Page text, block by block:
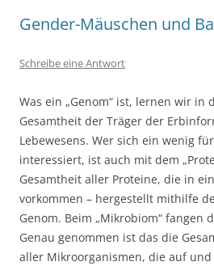
Gender-Mäuschen und
Schreibe eine Antwort
Was ein „Genom“ ist, lernen wir in
Gesamtheit der Träger der
Lebewesens. Wer sich ein wenig
interessiert, ist auch mit dem
Gesamtheit aller Proteine, die in
vorkommen – hergestellt mithilfe
Genom. Beim „Mikrobiom“ fangen
Genau genommen ist das die
aller Mikroorganismen, die auf